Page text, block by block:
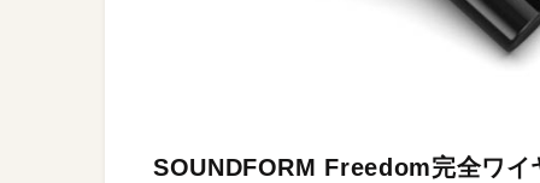
SOUNDFORM Freedom完全ワイ